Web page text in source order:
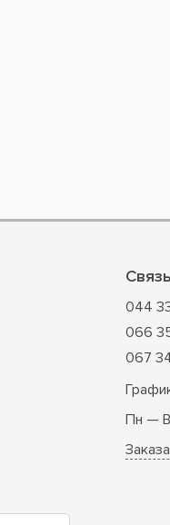
044
066
067
Пн —